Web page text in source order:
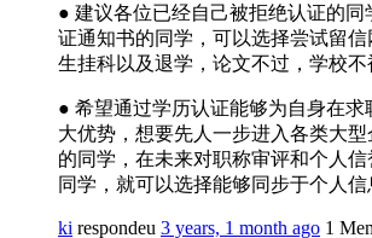
● 建议各位已经自己被拒绝认证的同
证通知书的同学，可以选择尝试留
生挂科以及退学，论文不过，学校不
● 希望通过学历认证能够为自身在求
大优势，想要先人一步进入各类大
的同学，在未来对职称审评和个人
同学，就可以选择能够同步于个人信
ki respondeu 3 years, 1 month ago 1